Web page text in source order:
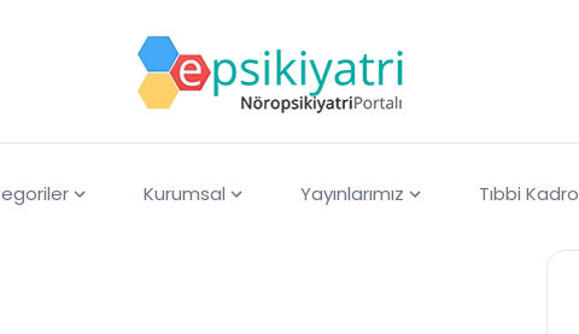
Kurumsal Yayınlarımız Tıbbi Kadro